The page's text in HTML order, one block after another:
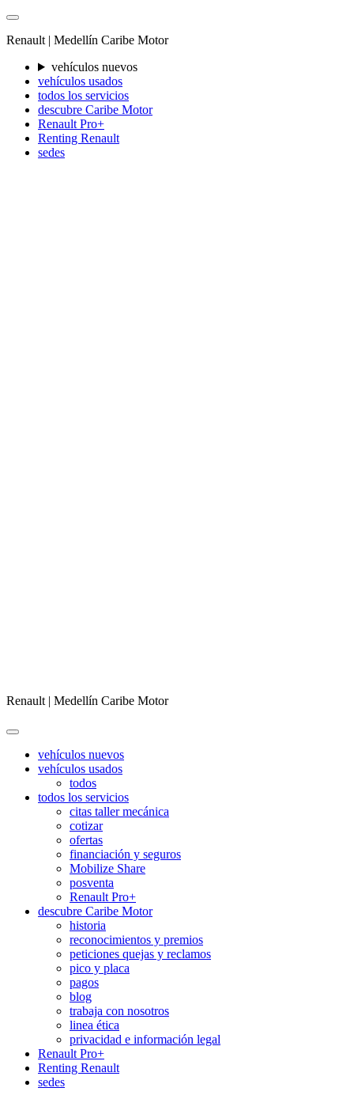
Renault | Medellín Caribe Motor
vehículos nuevos
vehículos usados
todos los servicios
descubre Caribe Motor
Renault Pro+
Renting Renault
sedes
Renault | Medellín Caribe Motor
vehículos nuevos
vehículos usados
todos
todos los servicios
citas taller mecánica
cotizar
ofertas
financiación y seguros
Mobilize Share
posventa
Renault Pro+
descubre Caribe Motor
historia
reconocimientos y premios
peticiones quejas y reclamos
pico y placa
pagos
blog
trabaja con nosotros
linea ética
privacidad e información legal
Renault Pro+
Renting Renault
sedes